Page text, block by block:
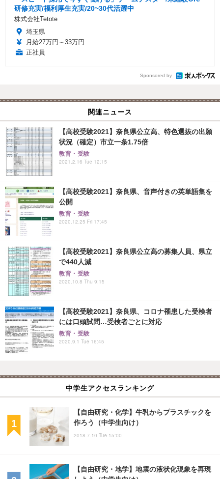
研修充実/福利厚生充実/20~30代活躍中
株式会社Tetote
埼玉県
月給27万円～33万円
正社員
Sponsored by
関連ニュース
【高校受験2021】奈良県公立高、特色選抜の出願
状況（確定）市立一条1.75倍
教育・受験
2021.2.16 Tue 12:15
【高校受験2021】奈良県、音声付きの英単語集を
公開
教育・受験
2020.12.25 Fri 17:45
【高校受験2021】奈良県公立高の募集人員、県立
で440人減
教育・受験
2020.10.8 Thu 9:15
【高校受験2021】奈良県、コロナ罹患した受検者
には口頭試問…受検者ごとに対応
教育・受験
2020.9.1 Tue 16:45
中学生アクセスランキング
【自由研究・化学】牛乳からプラスチックを
作ろう（中学生向け）
2018.7.10 Tue 15:00
【自由研究・地学】地震の液状化現象を再現